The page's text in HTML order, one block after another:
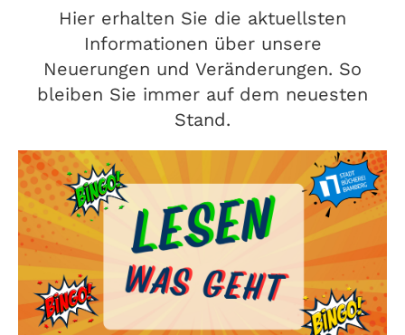
Hier erhalten Sie die aktuellsten
Informationen über unsere
Neuerungen und Veränderungen. So
bleiben Sie immer auf dem neuesten
Stand.